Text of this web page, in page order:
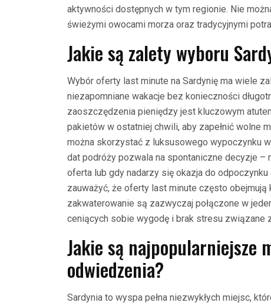
aktywności dostępnych w tym regionie. Nie
świeżymi owocami morza oraz tradycyjnymi
Jakie są zalety wyboru
Wybór oferty last minute na Sardynię ma wiele
niezapomniane wakacje bez konieczności
zaoszczędzenia pieniędzy jest kluczowym
pakietów w ostatniej chwili, aby zapełnić wolne
można skorzystać z luksusowego wypoczynku
dat podróży pozwala na spontaniczne decyzje
oferta lub gdy nadarzy się okazja do
zauważyć, że oferty last minute często
zakwaterowanie są zazwyczaj połączone w
ceniących sobie wygodę i brak stresu związane
Jakie są najpopularniejsze
odwiedzenia?
Sardynia to wyspa pełna niezwykłych miejsc,